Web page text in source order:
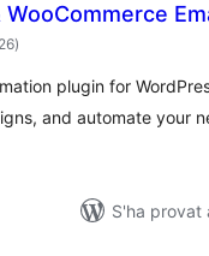
puntuacions
totals
)
plugin for
and automate your
S'ha provat